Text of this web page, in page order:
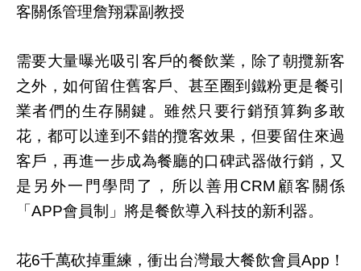
客關係管理詹翔霖副教授
需要大量曝光吸引客戶的餐飲業，除了朝攬新客
之外，如何留住舊客戶、甚至圈到鐵粉更是餐引
業者們的生存關鍵。雖然只要行銷預算夠多敢
花，都可以達到不錯的攬客效果，但要留住來過
客戶，再進一步成為餐廳的口碑武器做行銷，又
是另外一門學問了，所以善用 CRM 顧客關係
「APP會員制」將是餐飲導入科技的新利器。
花6千萬砍掉重練，衝出台灣最大餐飲會員App ！